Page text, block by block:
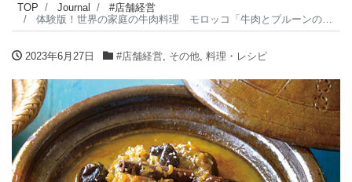
TOP Journal
#店舗経営
体験版！世界の家庭の牛肉料理 モロッコ「牛肉とプルーンのタジン」 21年4月号
2023年6月27日 #店舗経営, その他, 料理・レシピ